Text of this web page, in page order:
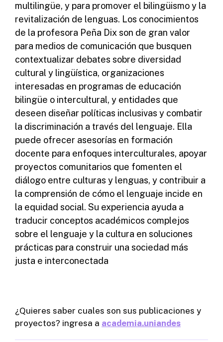
multilingüe, y para promover el bilingüismo y la
revitalización de lenguas. Los conocimientos
de la profesora Peña Dix son de gran valor
para medios de comunicación que busquen
contextualizar debates sobre diversidad
cultural y lingüística, organizaciones
interesadas en programas de educación
bilingüe o intercultural, y entidades que
deseen diseñar políticas inclusivas y combatir
la discriminación a través del lenguaje. Ella
puede ofrecer asesorías en formación
docente para enfoques interculturales, apoyar
proyectos comunitarios que fomenten el
diálogo entre culturas y lenguas, y contribuir a
la comprensión de cómo el lenguaje incide en
la equidad social. Su experiencia ayuda a
traducir conceptos académicos complejos
sobre el lenguaje y la cultura en soluciones
prácticas para construir una sociedad más
justa e interconectada
¿Quieres saber cuales son sus publicaciones y
proyectos? ingresa a academia.uniandes